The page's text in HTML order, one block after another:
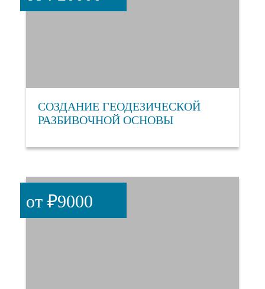
СОЗДАНИЕ ГЕОДЕЗИЧЕСКОЙ
РАЗБИВОЧНОЙ ОСНОВЫ
от ₽9000